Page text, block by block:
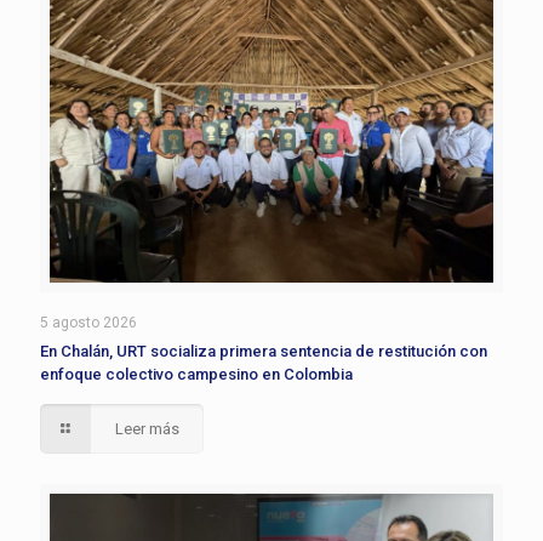
5 agosto 2026
En Chalán, URT socializa primera sentencia de restitución con
enfoque colectivo campesino en Colombia
Leer más